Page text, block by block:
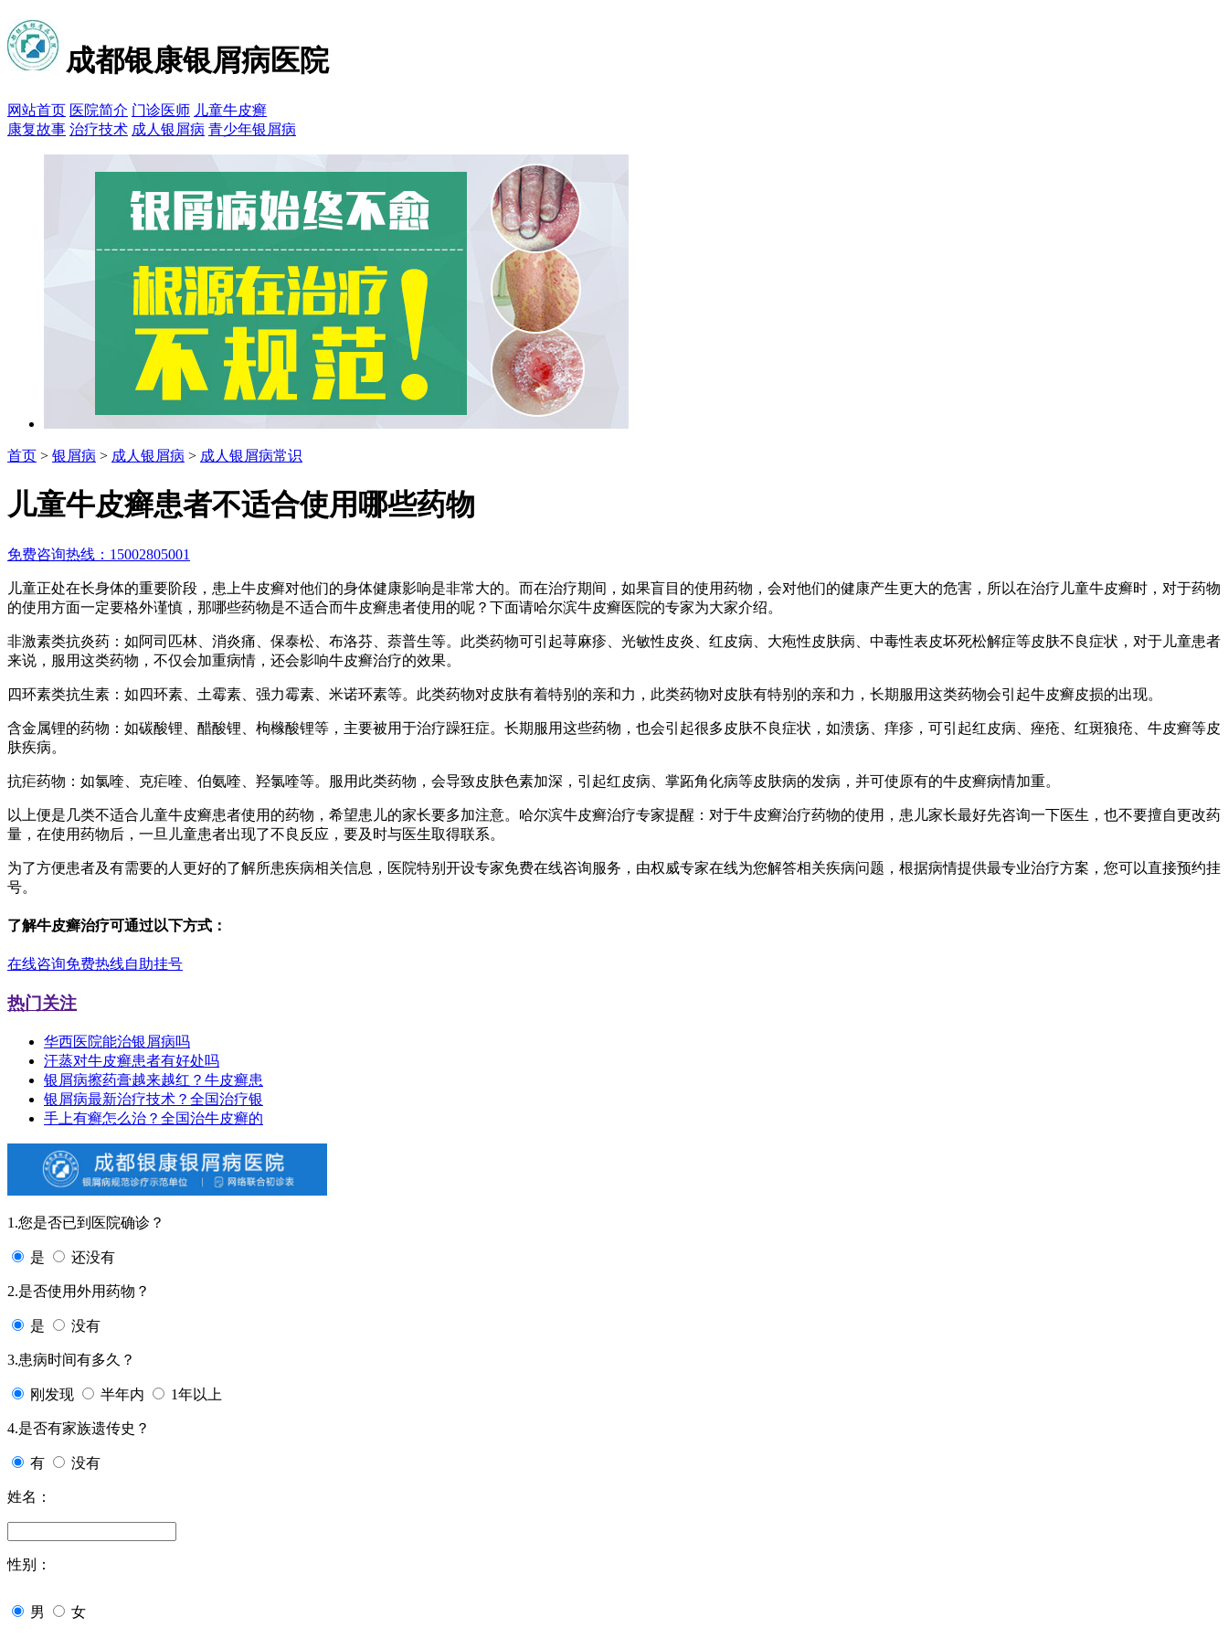
成都银康银屑病医院
网站首页 医院简介 门诊医师 儿童牛皮癣
康复故事 治疗技术 成人银屑病 青少年银屑病
首页 > 银屑病 > 成人银屑病 > 成人银屑病常识
儿童牛皮癣患者不适合使用哪些药物
免费咨询热线：15002805001
儿童正处在长身体的重要阶段，患上牛皮癣对他们的身体健康影响是非常大的。而在治疗期间，如果盲目的使用药物，会对他们的健康产生更大的危害，所以在治疗儿童牛皮癣时，对于药物
的使用方面一定要格外谨慎，那哪些药物是不适合而牛皮癣患者使用的呢？下面请哈尔滨牛皮癣医院的专家为大家介绍。
非激素类抗炎药：如阿司匹林、消炎痛、保泰松、布洛芬、萘普生等。此类药物可引起荨麻疹、光敏性皮炎、红皮病、大疱性皮肤病、中毒性表皮坏死松解症等皮肤不良症状，对于儿童患者
来说，服用这类药物，不仅会加重病情，还会影响牛皮癣治疗的效果。
四环素类抗生素：如四环素、土霉素、强力霉素、米诺环素等。此类药物对皮肤有着特别的亲和力，此类药物对皮肤有特别的亲和力，长期服用这类药物会引起牛皮癣皮损的出现。
含金属锂的药物：如碳酸锂、醋酸锂、枸橼酸锂等，主要被用于治疗躁狂症。长期服用这些药物，也会引起很多皮肤不良症状，如溃疡、痒疹，可引起红皮病、痤疮、红斑狼疮、牛皮癣等皮
肤疾病。
抗疟药物：如氯喹、克疟喹、伯氨喹、羟氯喹等。服用此类药物，会导致皮肤色素加深，引起红皮病、掌跖角化病等皮肤病的发病，并可使原有的牛皮癣病情加重。
以上便是几类不适合儿童牛皮癣患者使用的药物，希望患儿的家长要多加注意。哈尔滨牛皮癣治疗专家提醒：对于牛皮癣治疗药物的使用，患儿家长最好先咨询一下医生，也不要擅自更改药
量，在使用药物后，一旦儿童患者出现了不良反应，要及时与医生取得联系。
为了方便患者及有需要的人更好的了解所患疾病相关信息，医院特别开设专家免费在线咨询服务，由权威专家在线为您解答相关疾病问题，根据病情提供最专业治疗方案，您可以直接预约挂
号。
了解牛皮癣治疗可通过以下方式：
在线咨询免费热线自助挂号
热门关注
华西医院能治银屑病吗
汗蒸对牛皮癣患者有好处吗
银屑病擦药膏越来越红？牛皮癣患
银屑病最新治疗技术？全国治疗银
手上有癣怎么治？全国治牛皮癣的
1.您是否已到医院确诊？
是 还没有
2.是否使用外用药物？
是 没有
3.患病时间有多久？
刚发现 半年内 1年以上
4.是否有家族遗传史？
有 没有
姓名：
性别：
男 女